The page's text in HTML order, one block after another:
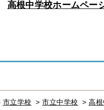
高根中学校ホームペー
市立学校 > 市立中学校 > 高